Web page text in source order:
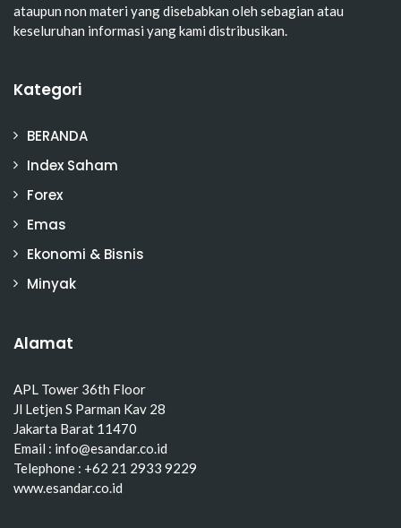
ataupun non materi yang disebabkan oleh sebagian atau
keseluruhan informasi yang kami distribusikan.
Kategori
BERANDA
Index Saham
Forex
Emas
Ekonomi & Bisnis
Minyak
Alamat
APL Tower 36th Floor
Jl Letjen S Parman Kav 28
Jakarta Barat 11470
Email : info@esandar.co.id
Telephone : +62 21 2933 9229
www.esandar.co.id